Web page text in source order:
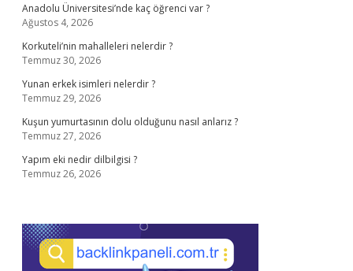
Anadolu Üniversitesi’nde kaç öğrenci var ?
Ağustos 4, 2026
Korkuteli’nin mahalleleri nelerdir ?
Temmuz 30, 2026
Yunan erkek isimleri nelerdir ?
Temmuz 29, 2026
Kuşun yumurtasının dolu olduğunu nasıl anlarız ?
Temmuz 27, 2026
Yapım eki nedir dilbilgisi ?
Temmuz 26, 2026